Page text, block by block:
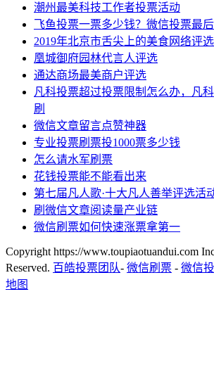
潮州最美科技工作者投票活动
飞鱼投票一票多少钱？微信投票最
2019年北京市舌尖上的美食网络评
凰城御府园林代言人评选
通达商场最美商户评选
凡科投票超过投票限制怎么办，凡
刷
微信文章留言点赞神器
专业投票刷票投1000票多少钱
怎么请水军刷票
花钱投票能不能看出来
第七届凡人歌·十大凡人善举评选活
刷微信文章阅读量产业链
微信刷票如何快速涨票拿第一
Copyright https://www.toupiaotuandui.com
Reserved. 百皓投票团队- 微信刷票 - 微信
地图